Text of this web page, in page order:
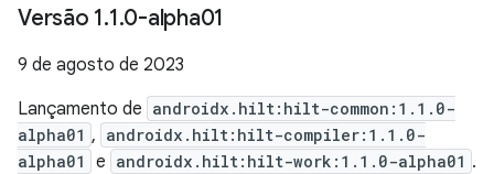
Versão 1.1.0-alpha01
9 de agosto de 2023
Lançamento de androidx.hilt:hilt-common:1.1.0-
alpha01 , androidx.hilt:hilt-compiler:1.1.0-
alpha01
e androidx.hilt:hilt-work:1.1.0-alpha01 .